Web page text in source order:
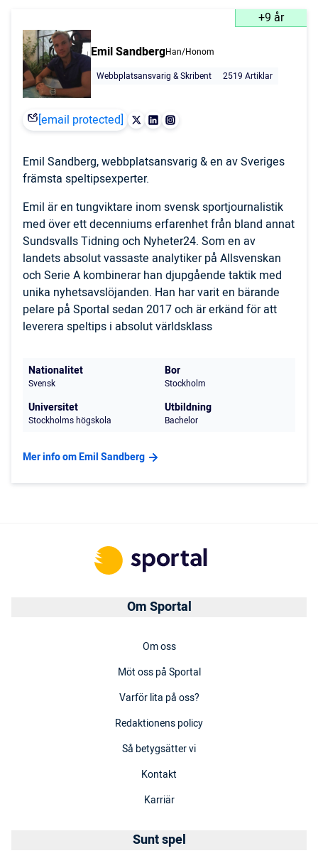
+9 år
Emil SandbergHan/Honom
Webbplatsansvarig & Skribent
2519 Artiklar
[email protected]
Emil Sandberg, webbplatsansvarig & en av Sveriges
främsta speltipsexperter.
Emil är en tungviktare inom svensk sportjournalistik
med över ett decenniums erfarenhet från bland annat
Sundsvalls Tidning och Nyheter24. Som en av
landets absolut vassaste analytiker på Allsvenskan
och Serie A kombinerar han djupgående taktik med
unika nyhetsavslöjanden. Han har varit en bärande
pelare på Sportal sedan 2017 och är erkänd för att
leverera speltips i absolut världsklass
Nationalitet
Svensk
Bor
Stockholm
Universitet
Stockholms högskola
Utbildning
Bachelor
Mer info om Emil Sandberg
Om Sportal
Om oss
Möt oss på Sportal
Varför lita på oss?
Redaktionens policy
Så betygsätter vi
Kontakt
Karriär
Sunt spel